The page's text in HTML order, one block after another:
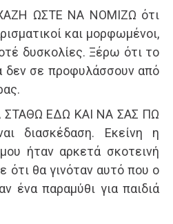
ΩΣΤΕ ΝΑ ΝΟΜΙΖΩ ότι
και μορφωμένοι,
δυσκολίες. Ξέρω ότι το
δεν σε προφυλάσσουν από
ΣΤΑΘΩ ΕΔΩ ΚΑΙ ΝΑ ΣΑΣ ΠΩ
διασκέδαση. Εκείνη η
ήταν αρκετά σκοτεινή
ότι θα γινόταν αυτό που ο
ένα παραμύθι για παιδιά